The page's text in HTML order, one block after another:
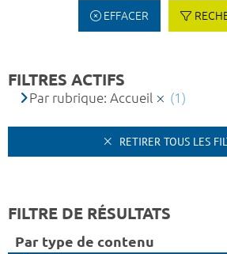
EFFACER
FILTRES ACTIFS
Par rubrique: Accueil (1)
RETIRER TOUS LES
FILTRE DE RÉSULTATS
Par type de contenu